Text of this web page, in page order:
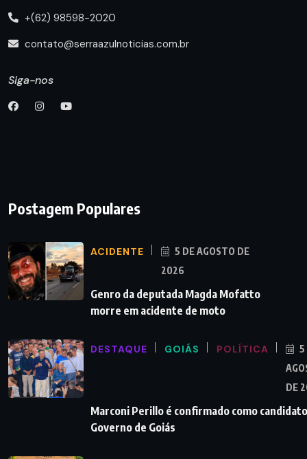
+(62) 98598-2020
contato@serraazulnoticias.com.br
Siga-nos
Postagem Populares
ACIDENTE
5 DE AGOSTO DE
2026
Genro da deputada Magda Mofatto
morre em acidente de moto
DESTAQUE GOIÁS POLÍTICA
5
DE
Marconi Perillo é confirmado como
Governo de Goiás